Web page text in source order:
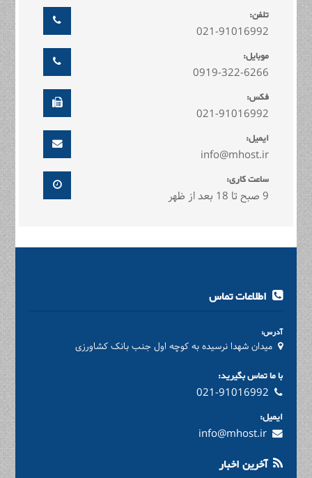
تلفن:
021-91016992
موبایل:
0919-322-6266
فکس:
021-91016992
ایمیل:
info@mhost.ir
ساعت کاری:
9 صبح تا 18 بعد از ظهر
اطلاعات تماس
آدرس:
میدان شهدا نرسیده به کوچه اول جنب بانک کشاورزی
با ما تماس بگیرید:
021-91016992
ایمیل:
info@mhost.ir
آخرین اخبار